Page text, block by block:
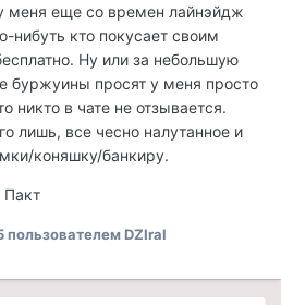
меня еще со времен лайнэйдж
нибуть кто покусает своим
Ну или за небольшую
буржуины просят у меня просто
никто в чате не отзывается.
лишь, все чесно налутанное и
коняшку/банкиру.
Пакт
пользователем DZIral